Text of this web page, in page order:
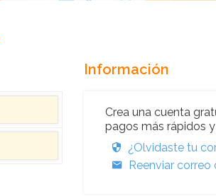
Información
Crea una cuenta
pagos más rápidos
¿Olvidaste tu
Reenviar